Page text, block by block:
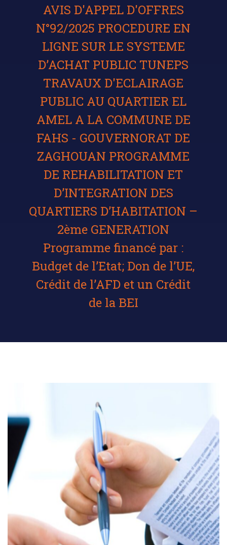
AVIS D'APPEL D'OFFRES
N°92/2025 PROCEDURE EN
LIGNE SUR LE SYSTEME
D’ACHAT PUBLIC TUNEPS
TRAVAUX D'ECLAIRAGE
PUBLIC AU QUARTIER EL
AMEL A LA COMMUNE DE
FAHS - GOUVERNORAT DE
ZAGHOUAN PROGRAMME
DE REHABILITATION ET
D’INTEGRATION DES
QUARTIERS D’HABITATION –
2ème GENERATION
Programme financé par :
Budget de l’Etat; Don de l’UE,
Crédit de l’AFD et un Crédit
de la BEI